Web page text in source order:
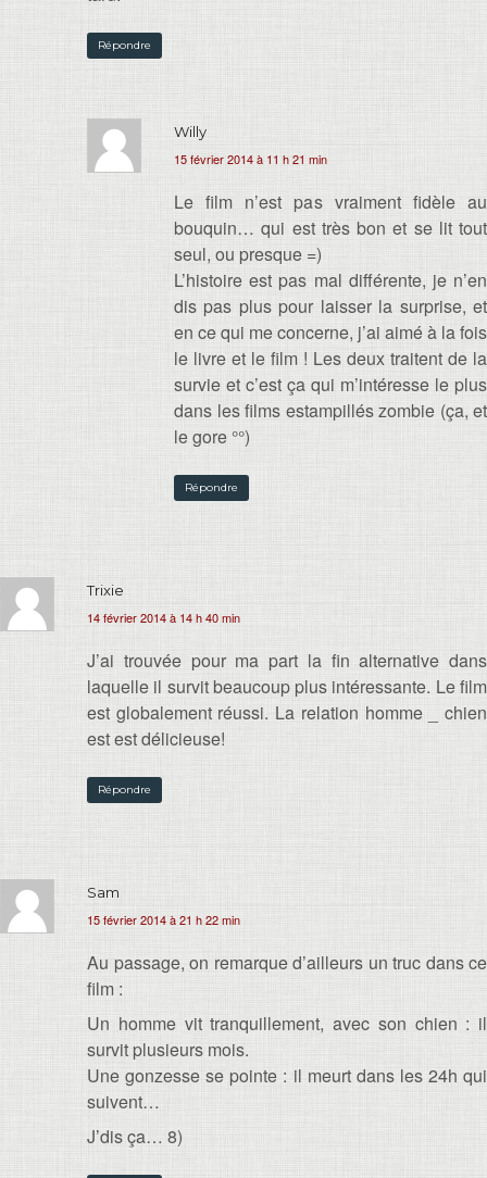
Répondre
Willy
15 février 2014 à 11 h 21 min
Le film n’est pas vraiment fidèle au
bouquin… qui est très bon et se lit tout
seul, ou presque =)
L’histoire est pas mal différente, je n’en
dis pas plus pour laisser la surprise, et
en ce qui me concerne, j’ai aimé à la fois
le livre et le film ! Les deux traitent de la
survie et c’est ça qui m’intéresse le plus
dans les films estampillés zombie (ça, et
le gore °°)
Répondre
Trixie
14 février 2014 à 14 h 40 min
J’ai trouvée pour ma part la fin alternative dans
laquelle il survit beaucoup plus intéressante. Le film
est globalement réussi. La relation homme _ chien
est est délicieuse!
Répondre
Sam
15 février 2014 à 21 h 22 min
Au passage, on remarque d’ailleurs un truc dans ce
film :
Un homme vit tranquillement, avec son chien : il
survit plusieurs mois.
Une gonzesse se pointe : il meurt dans les 24h qui
suivent…
J’dis ça… 8)